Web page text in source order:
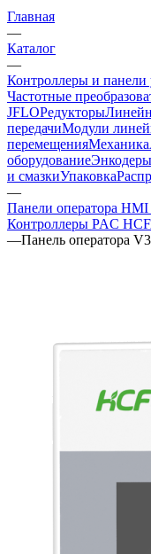
Главная
—
Каталог
—
Контроллеры и панели
Частотные
JFLOРедукторы
передачиМодули
перемещенияМеханика
оборудование
и смазкиУпаковка
—
Панели оператора
Контроллеры PAC
—Панель оператора